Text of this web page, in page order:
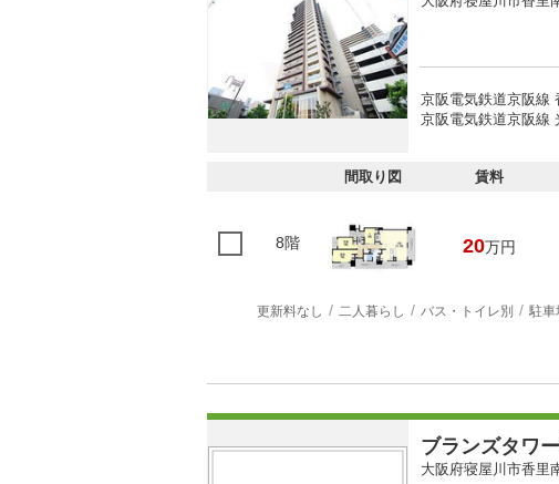
京阪電気鉄道京阪線
京阪電気鉄道京阪線
間取り図 賃料
8階 20万円
更新料なし 二人暮らし バス・トイレ別 駐車
ブランズタワ
大阪府寝屋川市香里